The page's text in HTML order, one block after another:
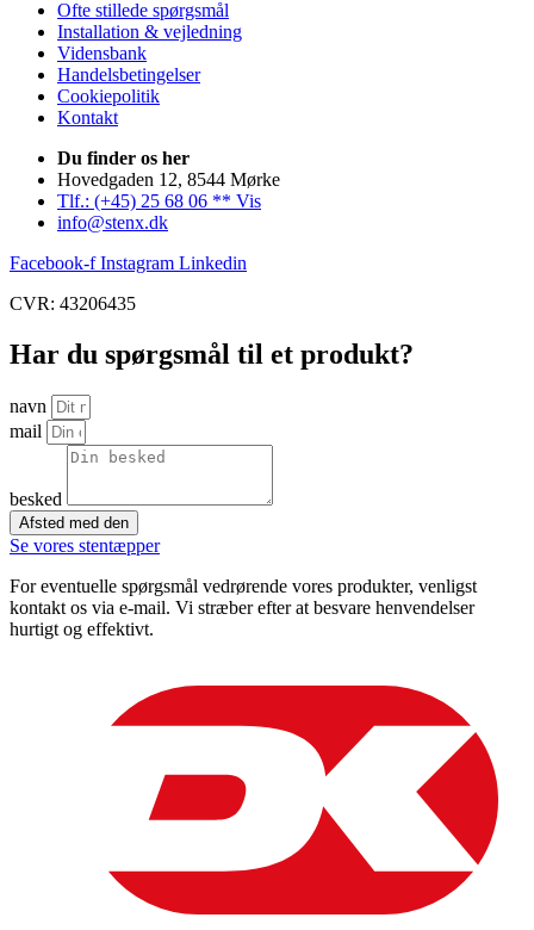
Ofte stillede spørgsmål
Installation & vejledning
Vidensbank
Handelsbetingelser
Cookiepolitik
Kontakt
Du finder os her
Hovedgaden 12, 8544 Mørke
Tlf.: (+45) 25 68 06 ** Vis
info@stenx.dk
Facebook-f Instagram Linkedin
CVR: 43206435
Har du spørgsmål til et produkt?
navn
mail
besked
Afsted med den
Se vores stentæpper
For eventuelle spørgsmål vedrørende vores produkter, venligst
kontakt os via e-mail. Vi stræber efter at besvare henvendelser
hurtigt og effektivt.